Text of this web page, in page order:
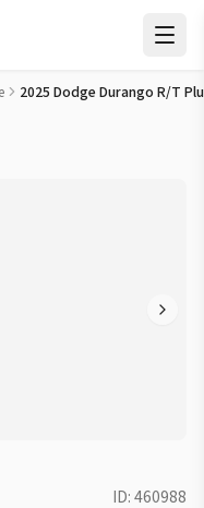
Deals in White Rock
2025 Dodge Durango R/T
ID: 460988